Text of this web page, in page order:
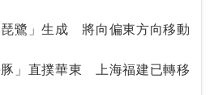
琵鷺」生成 將向偏東方向移動
」直撲華東 上海福建已轉移